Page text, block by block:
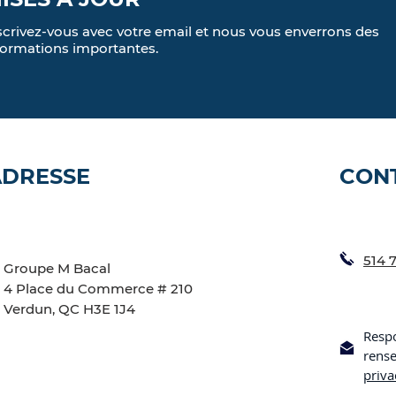
vous avec votre email et nous vous enverrons des
importantes.
Groupe M Bacal
4 Place du Commerce # 210
Verdun, QC H3E 1J4
514